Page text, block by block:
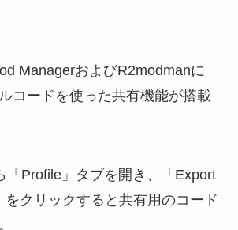
ManagerおよびR2modmanに
コードを使った共有機能が搭載
「Profile」タブを開き、「Export
をクリックすると共有用のコード